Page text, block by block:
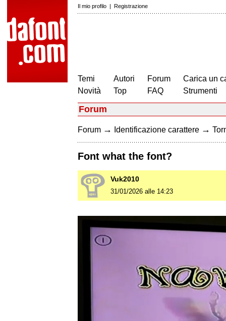
Il mio profilo | Registrazione
Temi
Novità
Autori
Top
Forum
FAQ
Carica un
Strumenti
Forum
Forum → Identificazione carattere →
Font what the font?
Vuk2010
31/01/2026 alle 14:23